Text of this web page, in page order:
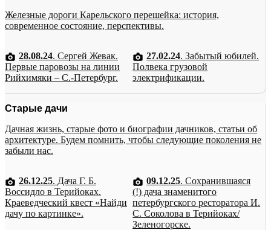
Железные дороги Карельского перешейка: история,
современное состояние, перспективы.
28.08.24. Сергей Жевак.
Первые паровозы на линии
Рийхимяки – С.-Петербург.
27.02.24. Забытый юбилей.
Полвека грузовой
электрификации.
Старые дачи
Дачная жизнь, старые фото и биографии дачников, статьи об
архитектуре. Будем помнить, чтобы следующие поколения не
забыли нас.
26.12.25. Дача Г. Б.
Воссидло в Терийоках.
Краеведческий квест «Найди
дачу по картинке».
09.12.25. Сохранившаяся
(!) дача знаменитого
петербургского ресторатора И.
С. Соколова в Терийоках/
Зеленогорске.